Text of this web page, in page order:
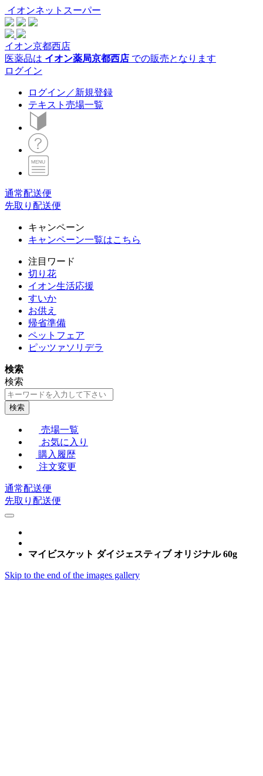
イオンネットスーパー
イオン京都西店
医薬品は イオン薬局京都西店 での販売となります
ログイン
ログイン／新規登録
テキスト売場一覧
通常配送便
先取り配送便
キャンペーン
キャンペーン一覧はこちら
注目ワード
切り花
イオン生活応援
すいか
お供え
帰省準備
ペットフェア
ピッツァソリデラ
検索
検索
検索
売場一覧
お気に入り
購入履歴
注文変更
通常配送便
先取り配送便
マイビスケット ダイジェスティブ オリジナル 60g
Skip to the end of the images gallery